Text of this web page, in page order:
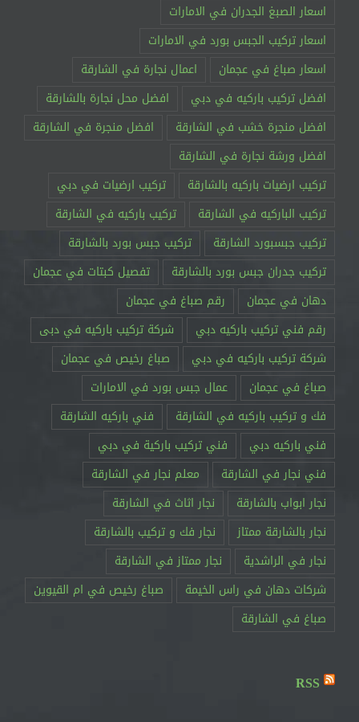
اسعار الصبغ الجدران في الامارات
اسعار تركيب الجبس بورد في الامارات
اسعار صباغ في عجمان
اعمال نجارة في الشارقة
افضل تركيب باركيه في دبي
افضل محل نجارة بالشارقة
افضل منجرة خشب في الشارقة
افضل منجرة في الشارقة
افضل ورشة نجارة في الشارقة
تركيب ارضيات باركيه بالشارقة
تركيب ارضيات في دبي
تركيب الباركيه في الشارقة
تركيب باركيه في الشارقة
تركيب جبسبورد الشارقة
تركيب جبس بورد بالشارقة
تركيب جدران جبس بورد بالشارقة
تفصيل كبتات في عجمان
دهان في عجمان
رقم صباغ في عجمان
رقم فني تركيب باركيه دبي
شركة تركيب باركيه في دبى
شركة تركيب باركيه في دبي
صباغ رخيص في عجمان
صباغ في عجمان
عمال جبس بورد في الامارات
فك و تركيب باركيه في الشارقة
فني باركيه الشارقة
فني باركيه دبي
فني تركيب باركية في دبي
فني نجار في الشارقة
معلم نجار في الشارقة
نجار ابواب بالشارقة
نجار اثاث في الشارقة
نجار بالشارقة ممتاز
نجار فك و تركيب بالشارقة
نجار في الراشدية
نجار ممتاز في الشارقة
RSS